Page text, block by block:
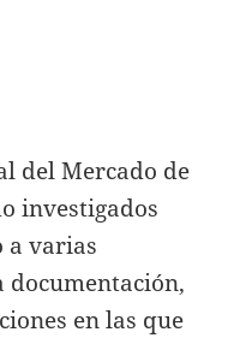
del Mercado de
investigados
a varias
documentación,
en las que